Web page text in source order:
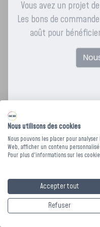
45 x 70
L'oreiller Mediano offre
Vous avez un projet
Les bons de
août pour
Nous utilisons des cookies
Nous pouvons les placer pour
Web, afficher un contenu
Pour plus d'informations sur les
Accepter tout
Refuser